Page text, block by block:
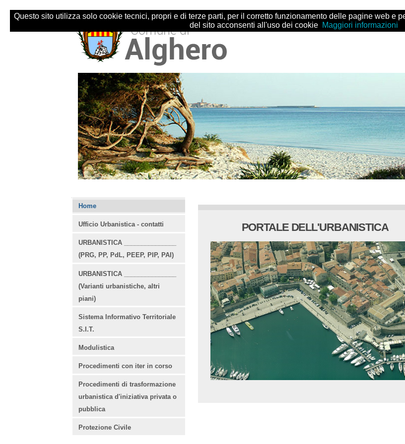
ai
contenuti.
Salta
alla
navigazione
personali
Sezioni
PORTALE DELL'URBANISTICA
Navigazione
Home
Ufficio Urbanistica - contatti
URBANISTICA _______________
(PRG, PP, PdL, PEEP, PIP, PAI)
URBANISTICA _______________
(Varianti urbanistiche, altri
piani)
Sistema Informativo Territoriale
S.I.T.
Modulistica
Procedimenti con iter in corso
Procedimenti di trasformazione
urbanistica d'iniziativa privata o
pubblica
Protezione Civile
Questo sito utilizza solo cookie tecnici, propri e di terze parti, per il corretto funzionamento delle pagine web e
del sito acconsenti all'uso dei cookie
Maggiori informazioni